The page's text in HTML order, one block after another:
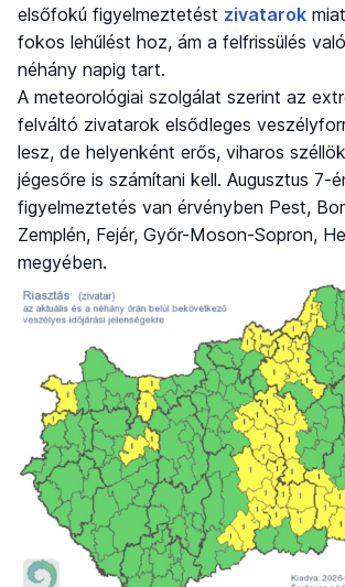
elsőfokú figyelmeztetést zivatarok
fokos lehűlést hoz, ám a felfrissülés
néhány napig tart.
A meteorológiai szolgálat szerint az
felváltó zivatarok elsődleges
lesz, de helyenként erős, viharos
jégesőre is számítani kell. Augusztus 7-
figyelmeztetés van érvényben Pest,
Zemplén, Fejér, Győr-Moson-Sopron,
megyében.